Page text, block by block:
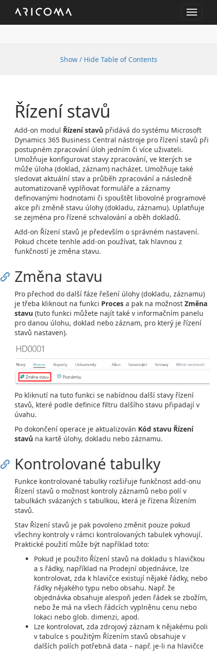
Toggle
Show / Hide Table of Contents
Řízení stavů
Add-on modul Řízení stavů přidává do systému Microsoft
Dynamics 365 Business Central nástroje pro řízení stavů při
postupném zpracování úloh jedním či více uživateli.
Umožňuje konfigurovat stavy zpracování, ve kterých se
může úloha (doklad, záznam) nacházet. Umožňuje také
sledovat aktuální stav a průběh zpracování a následně
automatizovaně vyplňovat formuláře a záznamy
definovanými hodnotami či spouštět libovolné programové
akce při změně stavu úlohy (dokladu, záznamu). Uplatňuje
se zejména pro řízené schvalování a oběh dokladů.
Add-on Řízení stavů je především o správném nastavení.
Pokud chcete tenhle add-on používat, tak hlavnou z
funkčností je změna stavu.
Změna stavu
Pro přechod do další fáze řešení úlohy (dokladu, záznamu)
je třeba kliknout na funkci Proces a pak na možnost Změna
stavu (tuto funkci můžete najít také v informačním panelu
pro danou úlohu, doklad nebo záznam, pro který je řízení
stavů nastaven).
Po kliknutí na tuto funkci se nabídnou další stavy řízení
stavů, které podle definice filtru dalšího stavu připadají v
úvahu.
Po dokončení operace je aktualizován Kód stavu Řízení
stavů na kartě úlohy, dokladu nebo záznamu.
Kontrolované tabulky
Funkce kontrolované tabulky rozšiřuje funkčnost add-onu
Řízení stavů o možnost kontroly záznamů nebo polí v
tabulkách svázaných s tabulkou, která je řízena Řízením
stavů.
Stav Řízení stavů je pak povoleno změnit pouze pokud
všechny kontroly v rámci kontrolovaných tabulek vyhovují.
Praktické použití může být například toto:
Pokud je použito Řízení stavů na dokladu s hlavičkou
a s řádky, například na Prodejní objednávce, lze
kontrolovat, zda k hlavičce existují nějaké řádky, nebo
řádky nějakého typu nebo obsahu. Např. že
objednávka obsahuje alespoň jeden řádek se zbožím,
nebo že má na všech řádcích vyplněnu cenu nebo
lokaci nebo glob. dimenzi, apod.
Lze kontrolovat, zda zdrojový záznam k nějakému poli
v tabulce s použitým Řízením stavů obsahuje v
dalších polích potřebná data – např. je-li na hlavičce